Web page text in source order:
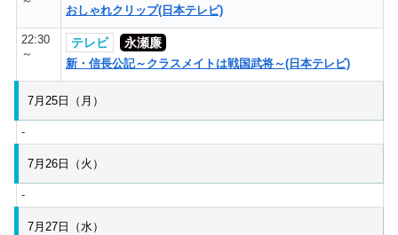
おしゃれクリップ(日本テレビ)
22:30
～
テレビ 永瀬廉
新・信長公記～クラスメイトは戦国武将～(日本テレビ)
7月25日（月）
-
7月26日（火）
-
7月27日（水）